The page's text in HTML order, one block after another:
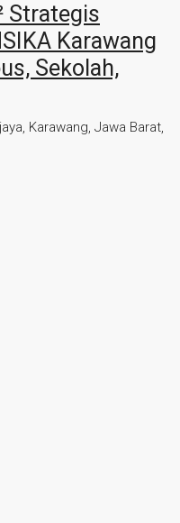
Strategis
Karawang
Sekolah,
Karawang, Jawa Barat,